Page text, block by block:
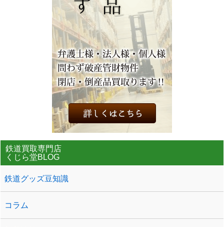
鉄道買取専門店
くじら堂BLOG
鉄道グッズ豆知識
コラム